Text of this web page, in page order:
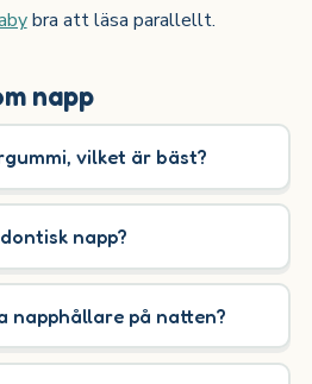
bra att läsa parallellt.
napp
vilket är bäst?
napp?
napphållare på natten?